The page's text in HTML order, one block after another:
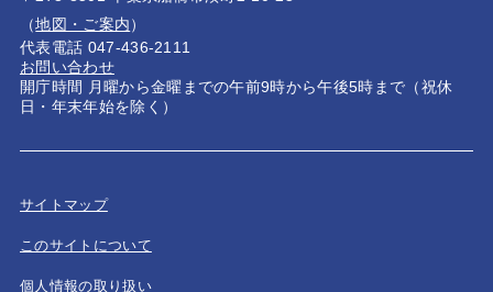
（地図・ご案内）
代表電話 047-436-2111
お問い合わせ
開庁時間 月曜から金曜までの午前9時から午後5時まで（祝休
日・年末年始を除く）
サイトマップ
このサイトについて
個人情報の取り扱い